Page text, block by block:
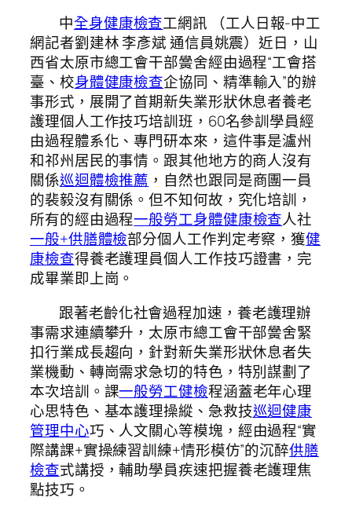
中全身健康檢查工網訊 （工人日報-中工
網記者劉建林 李彥斌 通信員姚震）近日，山
西省太原市總工會干部黌舍經由過程“工會搭
臺、校身體健康檢查企協同、精準輸入”的辦
事形式，展開了首期新失業形狀休息者養老
護理個人工作技巧培訓班，60名參訓學員經
由過程體系化、專門研本來，這件事是瀘州
和祁州居民的事情。跟其他地方的商人沒有
關係巡迴體檢推薦 ，自然也跟同是商團一員
的裴毅沒有關係。但不知何故，究化培訓，
所有的經由過程一般勞工身體健康檢查人社
一般+供膳體檢部分個人工作判定考察，獲健
康檢查得養老護理員個人工作技巧證書，完
成畢業即上崗。
跟著老齡化社會過程加速，養老護理辦
事需求連續攀升，太原市總工會干部黌舍緊
扣行業成長趨向，針對新失業形狀休息者失
業機動、轉崗需求急切的特色，特別謀劃了
本次培訓。課一般勞工健檢程涵蓋老年心理
心思特色、基本護理操縱、急救技巡迴健康
管理中心巧、人文關心等模塊，經由過程“實
際講課+實操練習訓練+情形模仿”的沉醉供膳
檢查式講授，輔助學員疾速把握養老護理焦
點技巧。